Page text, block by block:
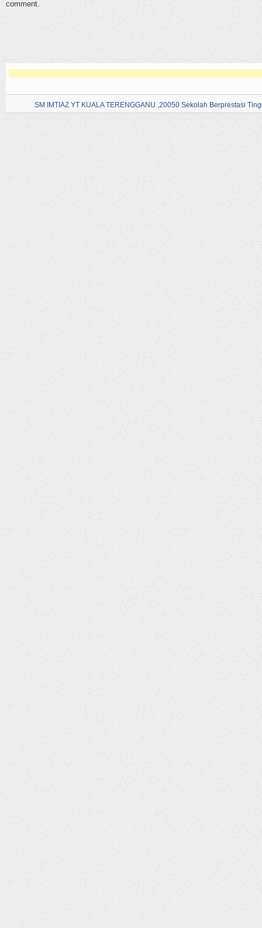
comment.
SM IMTIAZ YT KUALA TERENGGANU ,20050 Sekolah Berprestasi